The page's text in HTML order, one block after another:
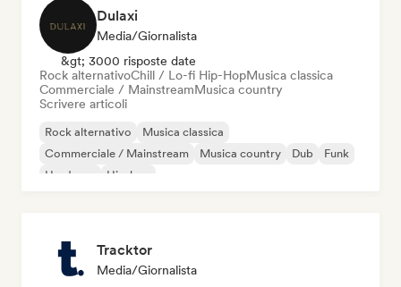
Dulaxi
Media/Giornalista
&gt; 3000 risposte date
Rock alternativoChill / Lo-fi Hip-HopMusica classica
Commerciale / MainstreamMusica country
Scrivere articoli
Rock alternativo
Musica classica
Commerciale / Mainstream
Musica country Dub
Funk
Hardcore
Hip-hop
Tracktor
Media/Giornalista